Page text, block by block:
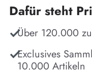
Dafür steht
Über 120.000
Exclusives
10.000 Artikeln